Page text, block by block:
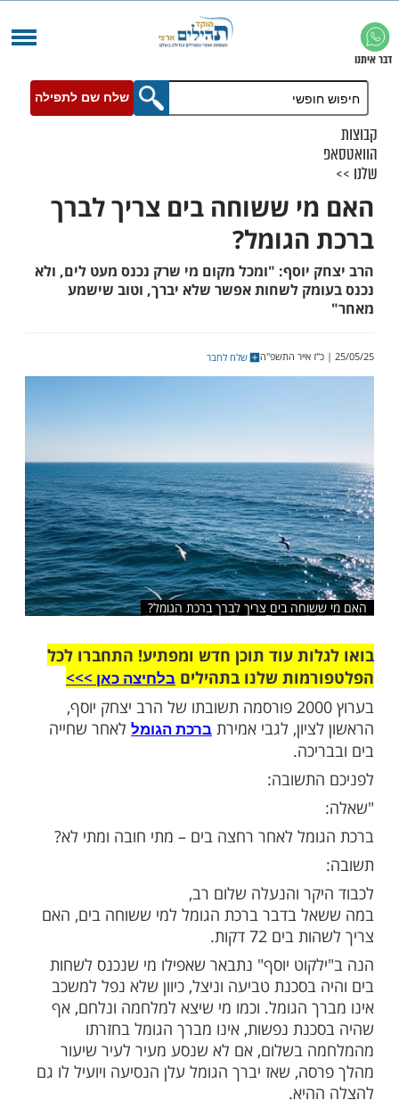
שלח שם לתפילה
ששוחה בים צריך לברך
לשחות אפשר שלא יברך, וטוב שישמע
בים צריך לברך ברכת הגומל?
עוד תוכן חדש ומפתיע! התחברו לכל
שלנו בתהיליםבלחיצה כאן >>>​
בערוץ 2000 פורסמה תשובתו של הרב יצחק יוסף,
לגבי אמירתברכת הגומללאחר שחייה
לאחר רחצה בים – מתי חובה ומתי לא?